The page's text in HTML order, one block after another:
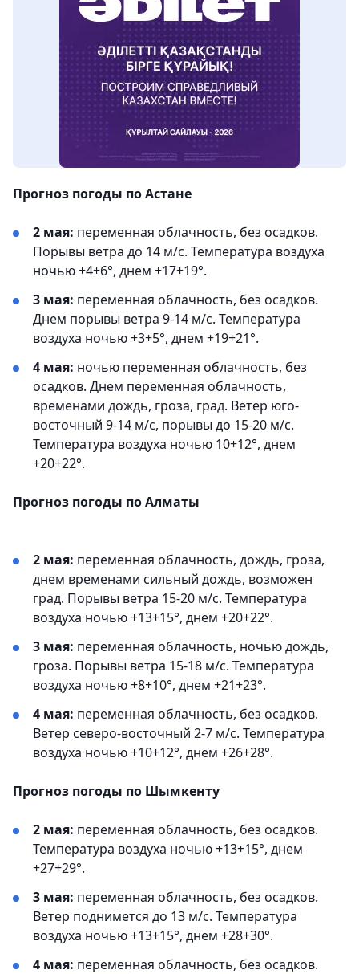
Прогноз погоды по Астане
2 мая: переменная облачность, без осадков.
Порывы ветра до 14 м/с. Температура воздуха
ночью +4+6°, днем +17+19°.
3 мая: переменная облачность, без осадков.
Днем порывы ветра 9-14 м/с. Температура
воздуха ночью +3+5°, днем +19+21°.
4 мая: ночью переменная облачность, без
осадков. Днем переменная облачность,
временами дождь, гроза, град. Ветер юго-
восточный 9-14 м/с, порывы до 15-20 м/с.
Температура воздуха ночью 10+12°, днем
+20+22°.
Прогноз погоды по Алматы
2 мая: переменная облачность, дождь, гроза,
днем временами сильный дождь, возможен
град. Порывы ветра 15-20 м/с. Температура
воздуха ночью +13+15°, днем +20+22°.
3 мая: переменная облачность, ночью дождь,
гроза. Порывы ветра 15-18 м/с. Температура
воздуха ночью +8+10°, днем +21+23°.
4 мая: переменная облачность, без осадков.
Ветер северо-восточный 2-7 м/с. Температура
воздуха ночью +10+12°, днем +26+28°.
Прогноз погоды по Шымкенту
2 мая: переменная облачность, без осадков.
Температура воздуха ночью +13+15°, днем
+27+29°.
3 мая: переменная облачность, без осадков.
Ветер поднимется до 13 м/с. Температура
воздуха ночью +13+15°, днем +28+30°.
4 мая: переменная облачность, без осадков.